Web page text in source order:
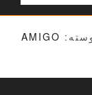
AMIGO